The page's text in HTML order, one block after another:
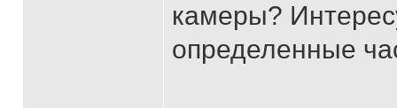
камеры?
определенные